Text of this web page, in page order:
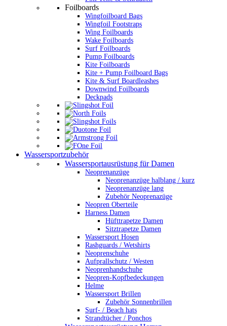
Foilboards
Wingfoilboard Bags
Wingfoil Footstraps
Wing Foilboards
Wake Foilboards
Surf Foilboards
Pump Foilboards
Kite Foilboards
Kite + Pump Foilboard Bags
Kite & Surf Boardleashes
Downwind Foilboards
Deckpads
Wassersportzubehör
Wassersportausrüstung für Damen
Neoprenanzüge
Neoprenanzüge halblang / kurz
Neoprenanzüge lang
Zubehör Neoprenazüge
Neopren Oberteile
Harness Damen
Hüfttrapetze Damen
Sitztrapetze Damen
Wassersport Hosen
Rashguards / Wetshirts
Neoprenschuhe
Aufprallschutz / Westen
Neoprenhandschuhe
Neopren-Kopfbedeckungen
Helme
Wassersport Brillen
Zubehör Sonnenbrillen
Surf- / Beach hats
Strandtücher / Ponchos